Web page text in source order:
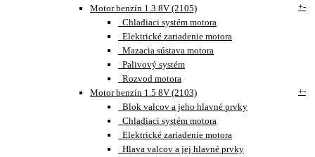
Motor benzín 1.3 8V (2105)
+-
Chladiaci systém motora
Elektrické zariadenie motora
Mazacia sústava motora
Palivový systém
Rozvod motora
Motor benzín 1.5 8V (2103)
+-
Blok valcov a jeho hlavné prvky
Chladiaci systém motora
Elektrické zariadenie motora
Hlava valcov a jej hlavné prvky